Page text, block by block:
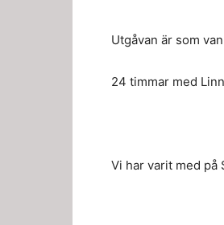
Utgåvan är som
24 timmar med
Vi har varit med på